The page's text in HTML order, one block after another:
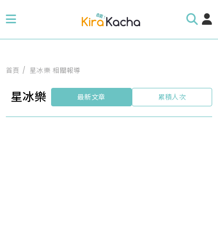
首頁 星冰樂 相關報導
星冰樂 最新文章 累積人次